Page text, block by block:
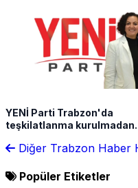
YENİ Parti Trabzon'da
teşkilatlanma kurulmadan
Diğer Trabzon Haber
Popüler Etiketler